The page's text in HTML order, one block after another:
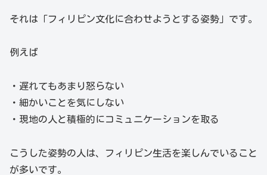
それは「フィリピン文化に合わせようとする姿勢」です。
例えば
・遅れてもあまり怒らない
・細かいことを気にしない
・現地の人と積極的にコミュニケーションを取る
こうした姿勢の人は、フィリピン生活を楽しんでいること
が多いです。